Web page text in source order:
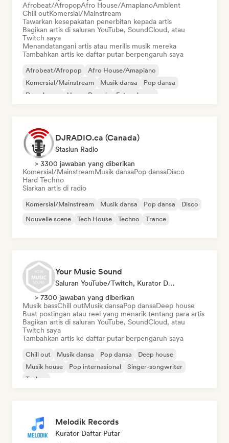
Afrobeat/AfropopAfro House/AmapianoAmbient
Chill outKomersial/Mainstream
Tawarkan kesepakatan penerbitan kepada artis
Bagikan artis di saluran YouTube, SoundCloud, atau
Twitch saya
Menandatangani artis atau merilis musik mereka
Tambahkan artis ke daftar putar berpengaruh saya
Afrobeat/Afropop
Afro House/Amapiano
Komersial/Mainstream
Musik dansa
Pop dansa
Deep house
House Prancis Future house
DJRADIO.ca (Canada)
Stasiun Radio
> 3300 jawaban yang diberikan
Komersial/MainstreamMusik dansaPop dansaDisco
Hard Techno
Siarkan artis di radio
Komersial/Mainstream Musik dansa Pop dansa
Disco
Nouvelle scene
Tech House Techno Trance
Your Music Sound
Saluran YouTube/Twitch, Kurator Daftar Putar, Kurator Media Sosial
> 7300 jawaban yang diberikan
Musik bassChill outMusik dansaPop dansaDeep house
Buat postingan atau reel yang menarik tentang para artis
Bagikan artis di saluran YouTube, SoundCloud, atau
Twitch saya
Tambahkan artis ke daftar putar berpengaruh saya
Chill out Musik dansa Pop dansa
Deep house
Musik house
Pop internasional
Singer-songwriter
Techno
Melodik Records
Kurator Daftar Putar